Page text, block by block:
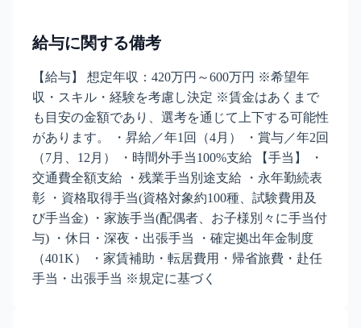
給与に関する備考
【給与】 想定年収：420万円～600万円 ※希望年
収・スキル・経験を考慮し決定 ※賃金はあくまで
も目安の金額であり、選考を通じて上下する可能性
があります。 ・昇給／年1回（4月） ・賞与／年2回
（7月、12月） ・時間外手当100%支給 【手当】 ・
交通費全額支給 ・残業手当別途支給 ・永年勤続表
彰 ・資格取得手当(資格対象約100種、試験費用及
び手当金) ・家族手当(配偶者、お子様別々に手当付
与) ・休日・深夜・出張手当 ・確定拠出年金制度
（401K） ・家賃補助・転居費用・帰省旅費・赴任
手当・出張手当 ※規定に基づく